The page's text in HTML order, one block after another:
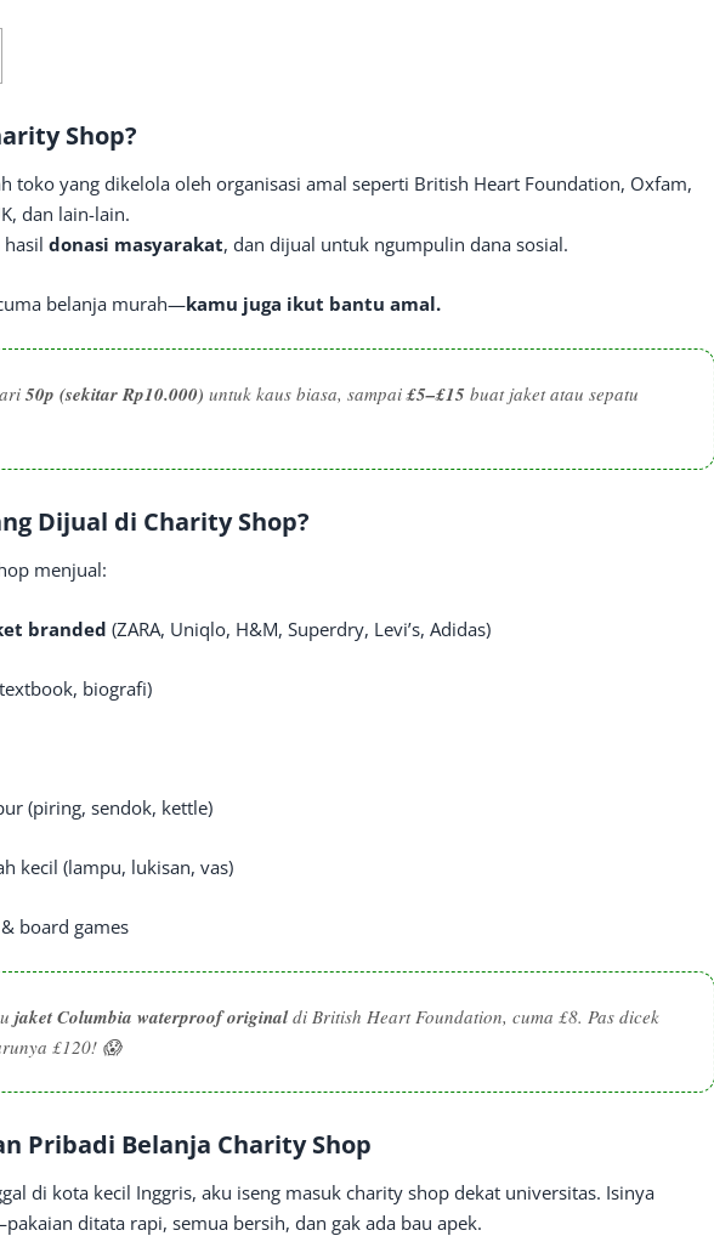
Shop?
toko yang dikelola oleh organisasi amal seperti British Heart Foundation, Oxfam,
dan lain-lain.
hasil donasi masyarakat, dan dijual untuk ngumpulin dana sosial.
belanja murah—kamu juga ikut bantu amal.
50p (sekitar Rp10.000) untuk kaus biasa, sampai£5–£15 buat jaket atau sepatu
Dijual di Charity Shop?
menjual:
branded (ZARA, Uniqlo, H&M, Superdry, Levi’s, Adidas)
biografi)
(piring, sendok, kettle)
kecil (lampu, lukisan, vas)
board games
jaket Columbia waterproof originaldi British Heart Foundation, cuma £8. Pas dicek
£120! 😱
Pribadi Belanja Charity Shop
di kota kecil Inggris, aku iseng masuk charity shop dekat universitas. Isinya
ditata rapi, semua bersih, dan gak ada bau apek.